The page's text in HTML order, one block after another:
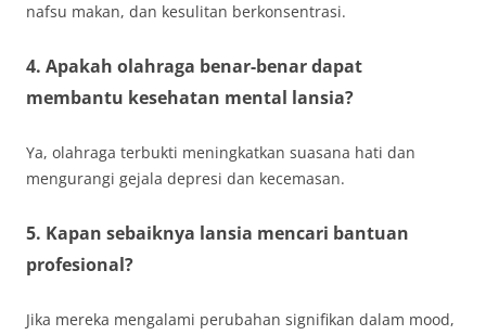
nafsu makan, dan kesulitan berkonsentrasi.
4. Apakah olahraga benar-benar dapat
membantu kesehatan mental lansia?
Ya, olahraga terbukti meningkatkan suasana hati dan
mengurangi gejala depresi dan kecemasan.
5. Kapan sebaiknya lansia mencari bantuan
profesional?
Jika mereka mengalami perubahan signifikan dalam mood,